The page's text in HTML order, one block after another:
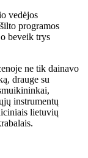
vedėjos
programos
beveik trys
ne tik dainavo
drauge su
instrumentų
lietuvių